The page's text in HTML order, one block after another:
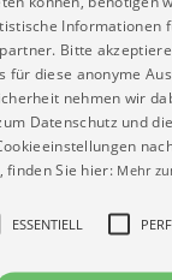
Night
& PAL
Informationen
Bitte
für diese anonyme
nehmen wir
Datenschutz und
finden Sie hier: Mehr
ESSENTIELL